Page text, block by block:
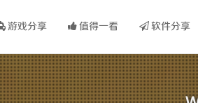
游戏分享 值得一看 软件分享